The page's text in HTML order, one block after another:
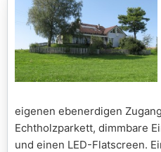
eigenen ebenerdigen
Echtholzparkett, dimmbare
und einen LED-Flatscreen.